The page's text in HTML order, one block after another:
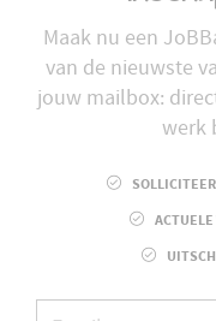
Maak nu een
van de nieuwste
jouw mailbox:
werk